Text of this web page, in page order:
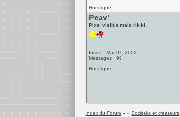
Hors ligne
Peav'
Pixel visible mais rikiki
Inscrit : Mar 07, 2002
Messages : 99
Hors ligne
Index du Forum » »Sociétés et créateurs